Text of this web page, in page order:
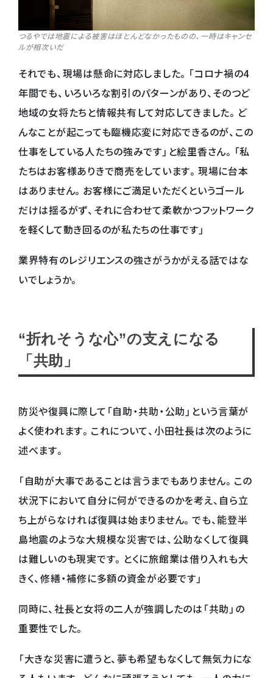
つるやでは地震による被害はほとんどなかったものの、一時はキャンセ
ルが相次いだ
それでも、現場は懸命に対応しました。「コロナ禍の4
年間でも、いろいろな割引のパターンがあり、そのつど
地域の女将たちと情報共有して対応してきました。ど
んなことが起こっても臨機応変に対応できるのが、この
仕事をしている人たちの強みです」と絵里香さん。「私
たちはお客様ありきで商売をしています。現場に台本
はありません。お客様にご満足いただくというゴール
だけは揺るがず、それに合わせて柔軟かつフットワーク
を軽くして動き回るのが私たちの仕事です」
業界特有のレジリエンスの強さがうかがえる話ではな
いでしょうか。
“折れそうな心”の支えになる
「共助」
防災や復興に際して「自助・共助・公助」という言葉が
よく使われます。これについて、小田社長は次のように
述べます。
「自助が大事であることは言うまでもありません。この
状況下において自分に何ができるのかを考え、自ら立
ち上がらなければ復興は始まりません。でも、能登半
島地震のような大規模な災害では、公助なくして復興
は難しいのも現実です。とくに旅館業は借り入れも大
きく、修繕・補修に多額の資金が必要です」
同時に、社長と女将の二人が強調したのは「共助」の
重要性でした。
「大きな災害に遭うと、夢も希望もなくして無気力にな